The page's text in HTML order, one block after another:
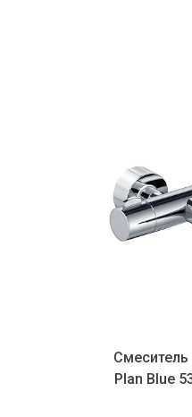
для ванны Keuco
010100 хром